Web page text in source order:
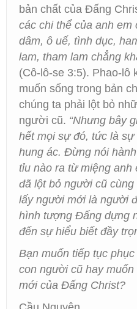
bản chất của Đấng
các chi thể của anh
dâm, ô uế, tình dục,
lam, tham lam chẳng
(Cô-lô-se 3:5). Phao-lô
muốn sống trong bản
chúng ta phải lột bỏ
người cũ. “Nhưng bây
hết mọi sự đó, tức là
hung ác. Đừng nói
tỉu nào ra từ miệng
đã lột bỏ người cũ
lấy người mới là người
hình tượng Đấng dựng
đến sự hiểu biết đầy
Bạn muốn tiếp tục
con người cũ hay
mới của Đấng Christ?